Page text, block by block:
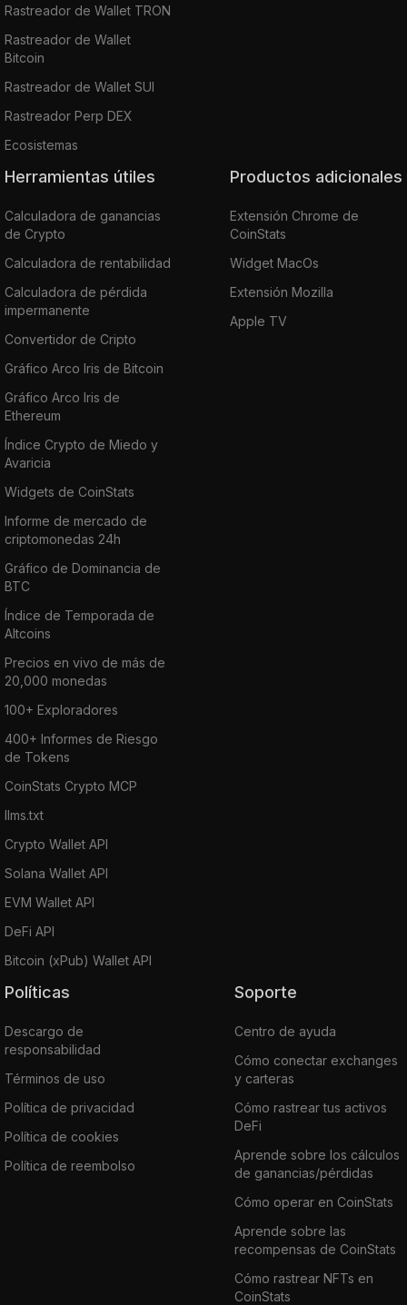
Rastreador de Wallet TRON
Rastreador de Wallet
Bitcoin
Rastreador de Wallet SUI
Rastreador Perp DEX
Ecosistemas
Herramientas útiles
Calculadora de ganancias
de Crypto
Calculadora de rentabilidad
Calculadora de pérdida
impermanente
Convertidor de Cripto
Gráfico Arco Iris de Bitcoin
Gráfico Arco Iris de
Ethereum
Índice Crypto de Miedo y
Avaricia
Widgets de CoinStats
Informe de mercado de
criptomonedas 24h
Gráfico de Dominancia de
BTC
Índice de Temporada de
Altcoins
Precios en vivo de más de
20,000 monedas
100+ Exploradores
400+ Informes de Riesgo
de Tokens
CoinStats Crypto MCP
llms.txt
Crypto Wallet API
Solana Wallet API
EVM Wallet API
DeFi API
Bitcoin (xPub) Wallet API
Productos adicionales
Extensión Chrome de
CoinStats
Widget MacOs
Extensión Mozilla
Apple TV
Políticas
Descargo de
responsabilidad
Términos de uso
Política de privacidad
Política de cookies
Política de reembolso
Soporte
Centro de ayuda
Cómo conectar exchanges
y carteras
Cómo rastrear tus activos
DeFi
Aprende sobre los cálculos
de ganancias/pérdidas
Cómo operar en CoinStats
Aprende sobre las
recompensas de CoinStats
Cómo rastrear NFTs en
CoinStats